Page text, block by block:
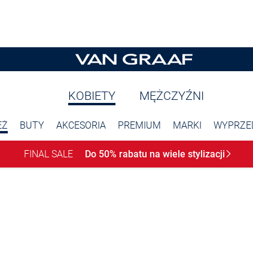
KOBIETY MĘŻCZYŹNI
BUTY AKCESORIA PREMIUM MARKI
FINAL SALE Do 50% rabatu na wiele stylizacji